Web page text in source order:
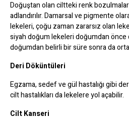
Doğuştan olan ciltteki renk
adlandırılır. Damarsal ve pigmente
lekeleri, çoğu zaman zararsız olan
siyah doğum lekeleri doğumdan önce
doğumdan belirli bir süre sonra da
Deri Döküntüleri
Egzama, sedef ve gül hastalığı gibi
cilt hastalıkları da lekelere yol açabilir.
Cilt Kanseri